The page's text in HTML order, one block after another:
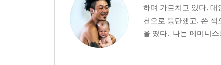
하며 가르치고 있다. 대
천으로 등단했고, 쓴
을 떴다. ‘나는 페미니